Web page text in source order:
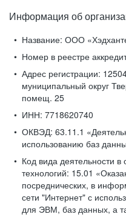
Информация об
Название: ООО
Номер в реестре
Адрес регистрации:
муниципальный округ
помещ. 25
ИНН: 7718620740
ОКВЭД: 63.11.1
использованию баз
Код вида деятельности
технологий: 15.01
посреднических, в
сети "Интернет" с
для ЭВМ, баз данных, а